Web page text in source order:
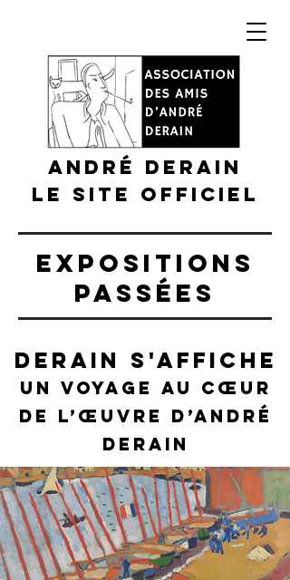
André DERAIN
Le site officiel
EXPOSITIONS
PASSÉES
DERAIN s'AffichE
un voyage au cœur
de l’œuvre d’André
Derain